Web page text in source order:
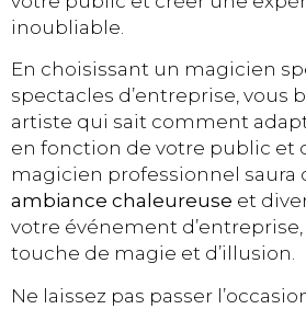
inoubliable.
En choisissant un magicien
spectacles d’entreprise, vous
artiste qui sait comment
en fonction de votre public et
magicien professionnel saura
ambiance chaleureuse et
votre événement
touche de magie et d’illusion.
Ne laissez pas passer